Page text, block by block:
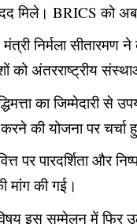
मिले। BRICS को
मंत्री निर्मला
को अंतरराष्ट्रीय
का जिम्मेदारी
की योजना पर चर्चा
पर पारदर्शिता और
मांग की गई।
इस सम्मेलन में फिर